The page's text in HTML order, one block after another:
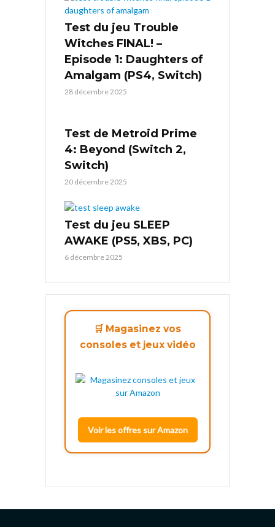
Test du jeu Trouble
Witches FINAL! –
Episode 1: Daughters of
Amalgam (PS4, Switch)
28 décembre 2025
Test de Metroid Prime
4: Beyond (Switch 2,
Switch)
20 décembre 2025
Test du jeu SLEEP
AWAKE (PS5, XBS, PC)
6 décembre 2025
🛒 Magasinez vos
consoles et jeux vidéo
Voir les offres sur Amazon